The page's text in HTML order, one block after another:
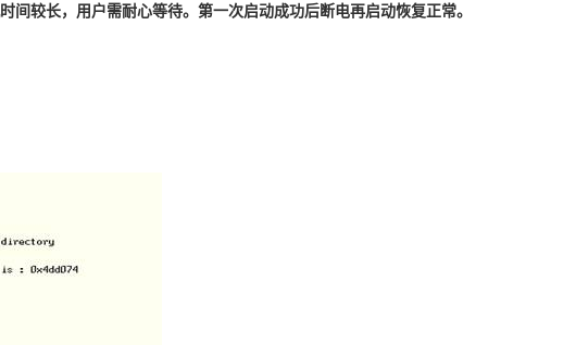
较长，用户需耐心等待。第一次启动成功后断电再启动恢复正常。